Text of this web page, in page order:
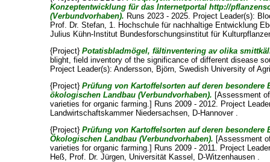
Konzeptentwicklung für das Internetportal http://
(Verbundvorhaben). Runs 2023 - 2025. Project Leader(s):
Prof. Dr. Stefan, 1. Hochschule für nachhaltige Entwicklung
Julius Kühn-Institut Bundesforschungsinstitut für
{Project}Potatisbladmögel, fältinventering av olika
blight, field inventory of the significance of different disease
Project Leader(s):Andersson, Björn, Swedish University of
{Project}Prüfung von Kartoffelsorten auf deren besondere
ökologischen Landbau (Verbundvorhaben). [Assessment
varieties for organic farming.] Runs 2009 - 2012. Project
Landwirtschaftskammer Niedersachsen, D-Hannover .
{Project}Prüfung von Kartoffelsorten auf deren besondere
Ökologischen Landbau (Verbundvorhaben). [Assessment
varieties for organic farming.] Runs 2009 - 2011. Project
Heß, Prof. Dr. Jürgen, Universität Kassel, D-Witzenhausen .